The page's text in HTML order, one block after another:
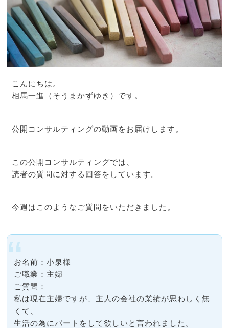
こんにちは。
相馬一進（そうまかずゆき）です。
公開コンサルティングの動画をお届けします。
この公開コンサルティングでは、
読者の質問に対する回答をしています。
今週はこのようなご質問をいただきました。
お名前：小泉様
ご職業：主婦
ご質問：
私は現在主婦ですが、主人の会社の業績が思わしく無
くて、
生活の為にパートをして欲しいと言われました。